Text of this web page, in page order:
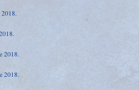
2018.
2018.